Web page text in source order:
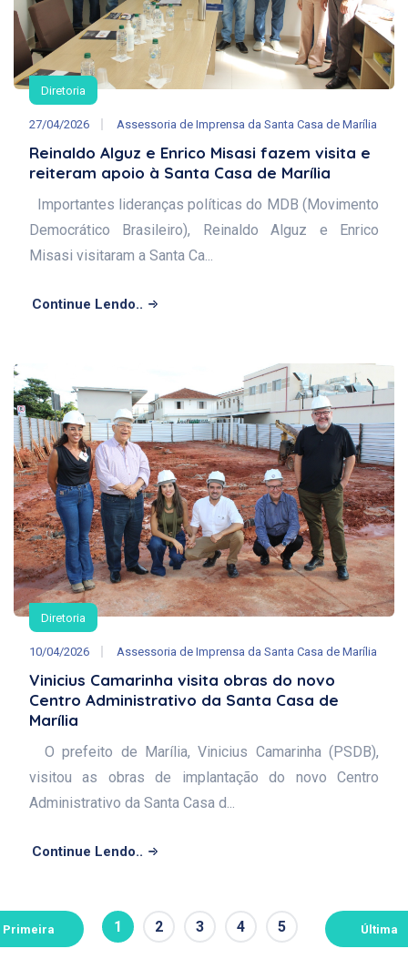
Diretoria
27/04/2026 Assessoria de Imprensa da Santa Casa de Marília
Reinaldo Alguz e Enrico Misasi fazem visita e
reiteram apoio à Santa Casa de Marília
Importantes lideranças políticas do MDB (Movimento
Democrático Brasileiro), Reinaldo Alguz e Enrico
Misasi visitaram a Santa Ca...
Continue Lendo..
Diretoria
10/04/2026 Assessoria de Imprensa da Santa Casa de Marília
Vinicius Camarinha visita obras do novo
Centro Administrativo da Santa Casa de
Marília
O prefeito de Marília, Vinicius Camarinha (PSDB),
visitou as obras de implantação do novo Centro
Administrativo da Santa Casa d...
Continue Lendo..
Primeira 1 2 3 4 5 Última